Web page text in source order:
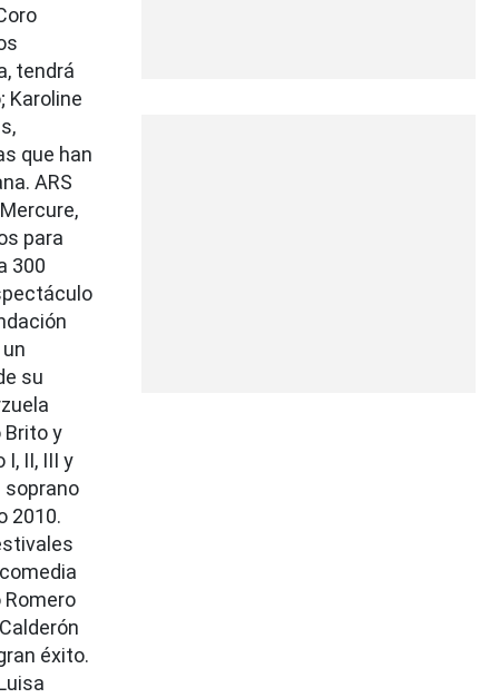
tendrá
Karoline
que han
ARS
para
300
su
Brito y
II, III y
soprano
2010.
éxito.